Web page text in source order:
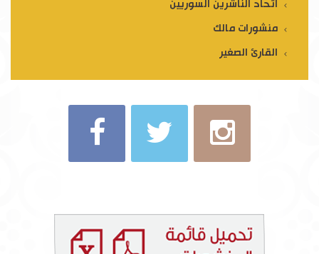
اتحاد الناشرين السوريين
منشورات مالك
القارئ الصغير